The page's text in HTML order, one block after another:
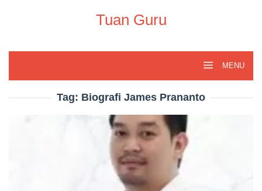
Tuan Guru
MENU
Tag: Biografi James Prananto